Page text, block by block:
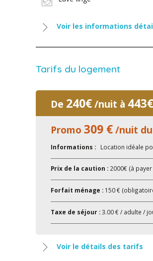
Voir les informations
Tarifs du logement
De 240€/nuit à 443€
Promo 309 €/nuit du
Informations : Location idéale
Prix de la caution : 2000€ (à
Forfait ménage : 150 €
Taxe de séjour :3.00 € / adulte /
Voir le détails des tarifs